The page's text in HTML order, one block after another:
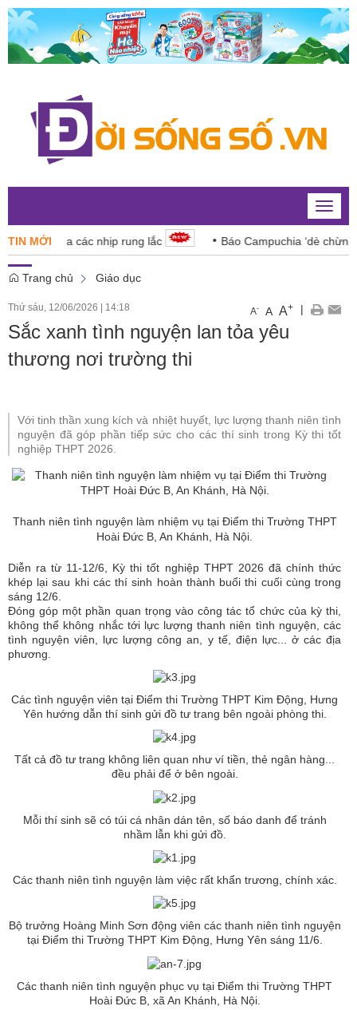
Toggle
TIN MỚI
giữa các nhịp rung lắc Báo Campuchia ‘dè chừng’
Trang chủ Giáo dục
Thứ sáu, 12/06/2026 | 14:18 A- A A+ |
Sắc xanh tình nguyện lan tỏa yêu
thương nơi trường thi
Với tinh thần xung kích và nhiệt huyết, lực lượng thanh niên tình
nguyện đã góp phần tiếp sức cho các thí sinh trong Kỳ thi tốt
nghiệp THPT 2026.
Thanh niên tình nguyện làm nhiệm vụ tại Điểm thi Trường THPT
Hoài Đức B, An Khánh, Hà Nội.
Diễn ra từ 11-12/6, Kỳ thi tốt nghiệp THPT 2026 đã chính thức
khép lại sau khi các thí sinh hoàn thành buổi thi cuối cùng trong
sáng 12/6.
Đóng góp một phần quan trọng vào công tác tổ chức của kỳ thi,
không thể không nhắc tới lực lượng thanh niên tình nguyện, các
tình nguyện viên, lực lượng công an, y tế, điện lực... ở các địa
phương.
Các tình nguyện viên tại Điểm thi Trường THPT Kim Động, Hưng
Yên hướng dẫn thí sinh gửi đồ tư trang bên ngoài phòng thi.
Tất cả đồ tư trang không liên quan như ví tiền, thẻ ngân hàng...
đều phải để ở bên ngoài.
Mỗi thí sinh sẽ có túi cá nhân dán tên, số báo danh để tránh
nhầm lẫn khi gửi đồ.
Các thanh niên tình nguyện làm việc rất khẩn trương, chính xác.
Bộ trưởng Hoàng Minh Sơn động viên các thanh niên tình nguyện
tại Điểm thi Trường THPT Kim Động, Hưng Yên sáng 11/6.
Các thanh niên tình nguyện phục vụ tại Điểm thi Trường THPT
Hoài Đức B, xã An Khánh, Hà Nội.